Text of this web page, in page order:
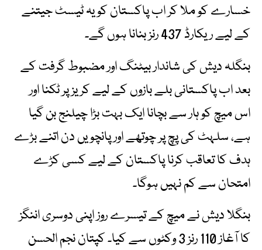
خسارے کو ملا کر اب پاکستان کو یہ ٹیسٹ جیتنے
کے لیے ریکارڈ 437 رنز بنانا ہوں گے۔
بنگلہ دیش کی شاندار بیٹنگ اور مضبوط گرفت کے
بعد اب پاکستانی بلے بازوں کے لیے کریز پر ٹکنا اور
اس میچ کو ہار سے بچانا ایک بہت بڑا چیلنج بن گیا
ہے، سلہٹ کی پچ پر چوتھے اور پانچویں دن اتنے بڑے
ہدف کا تعاقب کرنا پاکستان کے لیے کسی کڑے
امتحان سے کم نہیں ہوگا۔
بنگلا دیش نے میچ کے تیسرے روز اپنی دوسری اننگز
کا آغاز 110 رنز 3 وکٹوں سے کیا۔ کپتان نجم الحسن